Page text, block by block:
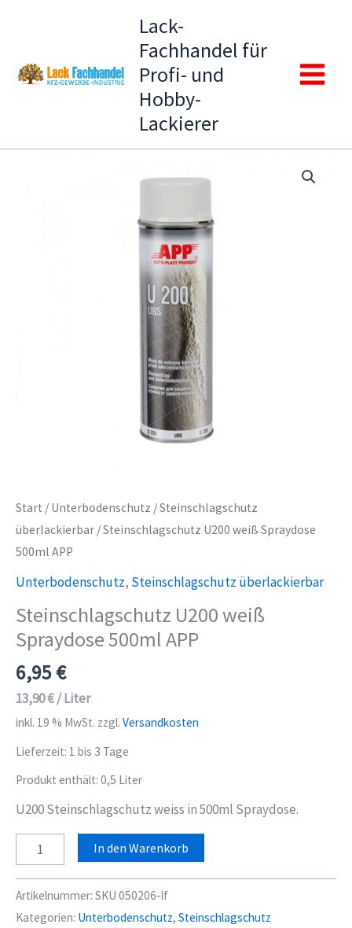
Lack-
Fachhandel für
Profi- und
Hobby-
Lackierer
Main
Start / Unterbodenschutz /Steinschlagschutz
überlackierbar / Steinschlagschutz U200 weiß Spraydose
500ml APP
Unterbodenschutz, Steinschlagschutz überlackierbar
Steinschlagschutz U200 weiß
Spraydose 500ml APP
6,95€
13,90€/Liter
inkl. 19 % MwSt. zzgl. Versandkosten
Lieferzeit: 1 bis 3 Tage
Produkt enthält: 0,5 Liter
U200 Steinschlagschutz weiss in 500ml Spraydose.
Steinschlagschutz
U200
weiß
Spraydose
In den Warenkorb
Artikelnummer: SKU 050206-lf
Kategorien: Unterbodenschutz, Steinschlagschutz